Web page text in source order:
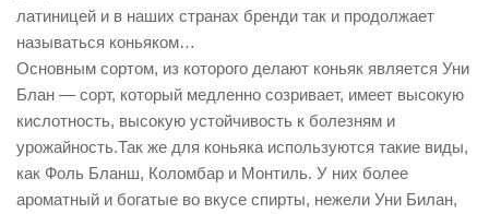
латиницей и в наших странах бренди так и продолжает
называться коньяком…
Основным сортом, из которого делают коньяк является Уни
Блан — сорт, который медленно созривает, имеет высокую
кислотность, высокую устойчивость к болезням и
урожайность.Так же для коньяка используются такие виды,
как Фоль Бланш, Коломбар и Монтиль. У них более
ароматный и богатые во вкусе спирты, нежели Уни Билан,